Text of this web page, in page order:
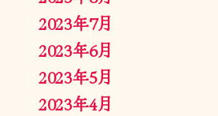
2023年7月
2023年6月
2023年5月
2023年4月